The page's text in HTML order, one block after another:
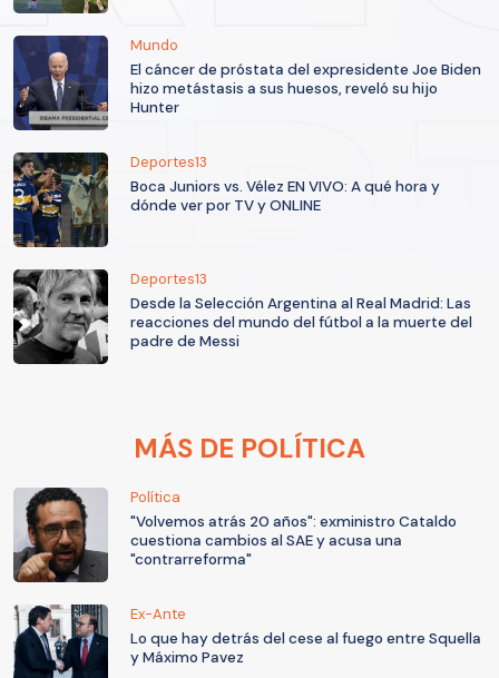
Mundo
El cáncer de próstata del expresidente Joe Biden
hizo metástasis a sus huesos, reveló su hijo
Hunter
Deportes13
Boca Juniors vs. Vélez EN VIVO: A qué hora y
dónde ver por TV y ONLINE
Deportes13
Desde la Selección Argentina al Real Madrid: Las
reacciones del mundo del fútbol a la muerte del
padre de Messi
MÁS DE POLÍTICA
Política
"Volvemos atrás 20 años": exministro Cataldo
cuestiona cambios al SAE y acusa una
"contrarreforma"
Ex-Ante
Lo que hay detrás del cese al fuego entre Squella
y Máximo Pavez